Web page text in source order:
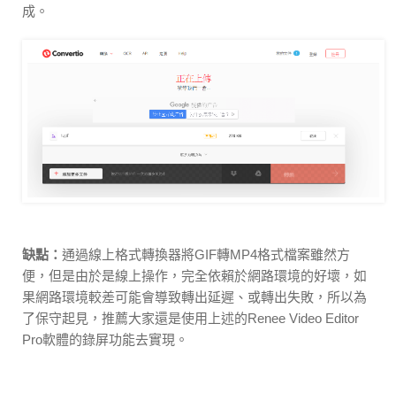
成。
缺點： 通過線上格式轉換器將GIF轉MP4格式檔案雖然方
便，但是由於是線上操作，完全依賴於網路環境的好壞，如
果網路環境較差可能會導致轉出延遲、或轉出失敗，所以為
了保守起見，推薦大家還是使用上述的Renee Video Editor
Pro軟體的錄屏功能去實現。